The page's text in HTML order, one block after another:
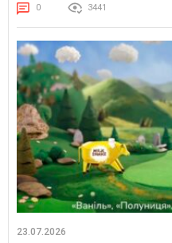
0 3441
23.07.2026